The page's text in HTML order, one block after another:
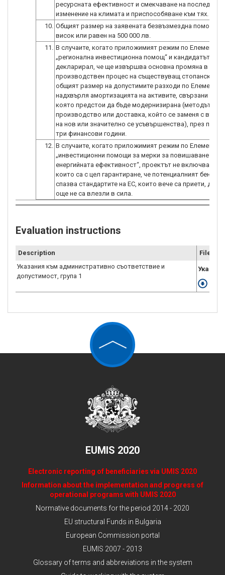
ресурсната ефективност и смекчаване на
изменение на климата и приспособяване към тях.
10. Общият размер на заявената безвъзмездна помощ е
висок или равен на 500 000 лв.
11. В случаите, когато приложимият режим по Елемент А
„регионална инвестиционна помощ“ и кандидатът е
декларирал, че ще извършва основна промяна в
производствен процес на съществуващ стопански
общият размер на допустимите разходи по Елемент А
надхвърля амортизацията на активите, свързани с
която предстои да бъде модернизирана (методът за
производство или доставка, който се заменя с
на нов или значително се усъвършенства), през
три финансови години.
12. В случаите, когато приложимият режим по Елемент А
„инвестиционни помощи за мерки за повишаване на
енергийната ефективност“, проектът не включва
които са с цел гарантиране, че потенциалният
спазва стандартите на ЕС, които вече са приети, дори
още не са влезли в сила.
Evaluation instructions
Description
File
Указания към административно съответствие и
допустимост, група 1
EUMIS 2020
Electronic reporting of beneficiaries via UMIS 2020
Information about the implementation and progress of
operational programs with UMIS 2020
Normative documents for the period 2014 - 2020
EU structural Funds in Bulgaria
European Commission portal
EUMIS 2007 - 2013
Glossary of terms and abbreviations in the system